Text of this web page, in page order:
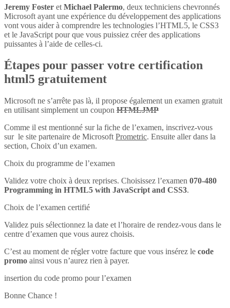
Jeremy Foster et Michael Palermo, deux techniciens chevronnés
Microsoft ayant une expérience du développement des applications
vont vous aider à comprendre les technologies l’HTML5, le CSS3
et le JavaScript pour que vous puissiez créer des applications
puissantes à l’aide de celles-ci.
Étapes pour passer votre certification
html5 gratuitement
Microsoft ne s’arrête pas là, il propose également un examen gratuit
en utilisant simplement un coupon HTMLJMP
Comme il est mentionné sur la fiche de l’examen, inscrivez-vous
sur le site partenaire de Microsoft Prometric. Ensuite aller dans la
section, Choix d’un examen.
Choix du programme de l’examen
Validez votre choix à deux reprises. Choisissez l’examen 070-480
Programming in HTML5 with JavaScript and CSS3.
Choix de l’examen certifié
Validez puis sélectionnez la date et l’horaire de rendez-vous dans le
centre d’examen que vous aurez choisis.
C’est au moment de régler votre facture que vous insérez le code
promo ainsi vous n’aurez rien à payer.
insertion du code promo pour l’examen
Bonne Chance !